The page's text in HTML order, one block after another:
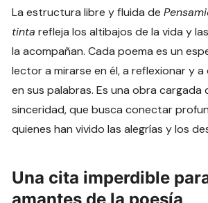
La estructura libre y fluida de
tinta refleja los altibajos de la vida y
la acompañan. Cada poema es un
lector a mirarse en él, a reflexionar y
en sus palabras. Es una obra cargada
sinceridad, que busca conectar
quienes han vivido las alegrías y los
Una cita imperdible